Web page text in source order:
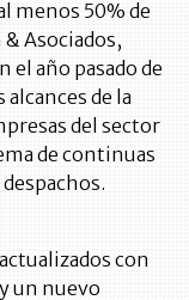
menos 50% de
Asociados,
el año pasado de
de la
del sector
de continuas
con
un nuevo